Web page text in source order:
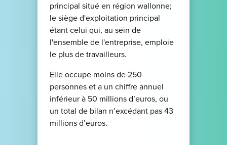
principal situé en région wallonne;
le siège d'exploitation principal
étant celui qui, au sein de
l'ensemble de l'entreprise, emploie
le plus de travailleurs.
Elle occupe moins de 250
personnes et a un chiffre annuel
inférieur à 50 millions d’euros, ou
un total de bilan n’excédant pas 43
millions d’euros.